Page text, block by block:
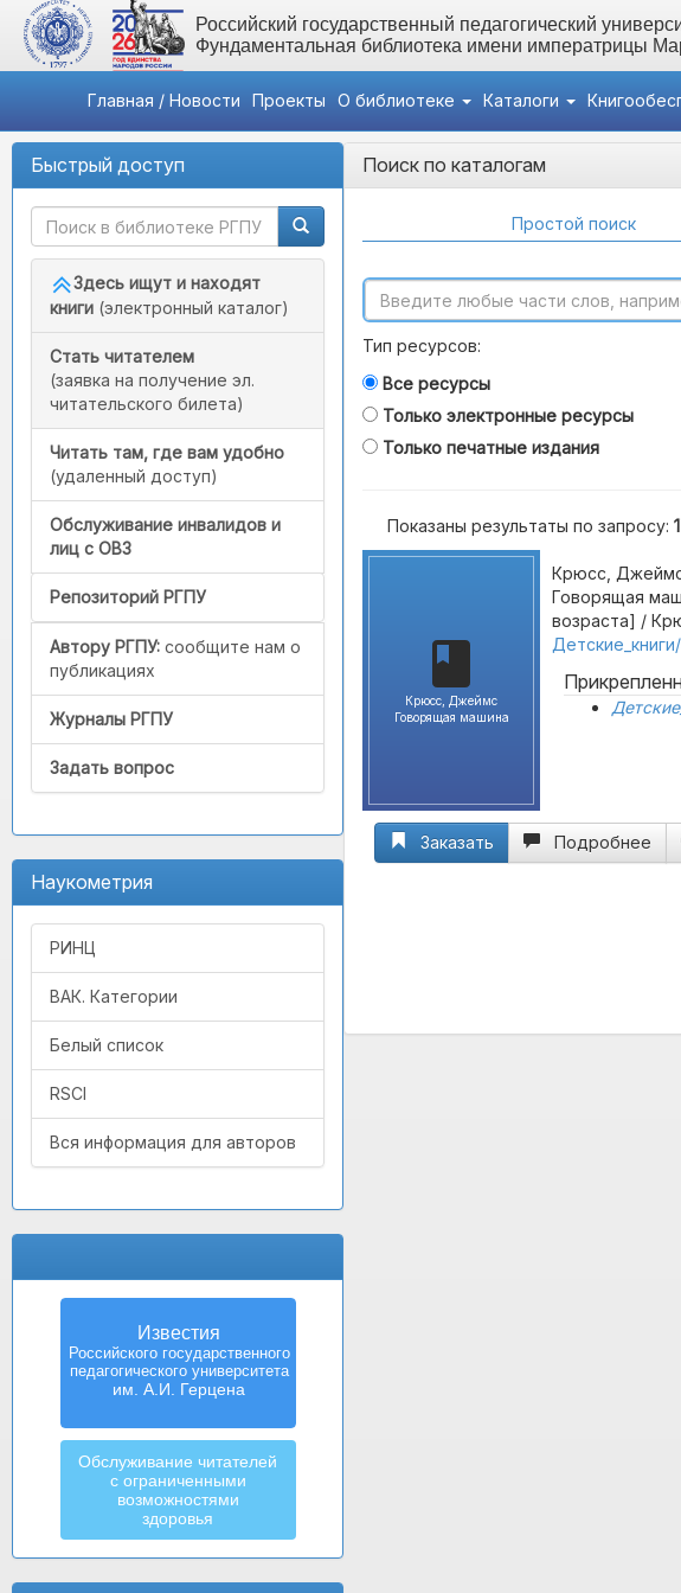
Российский государственный педагогический
Фундаментальная библиотека имени императрицы
Главная / Новости Проекты О библиотеке Каталоги
Быстрый доступ
Здесь ищут и находят
книги (электронный каталог)
Стать читателем
(заявка на получение эл.
читательского билета)
Читать там, где вам удобно
(удаленный доступ)
Обслуживание инвалидов и
лиц с ОВЗ
Репозиторий РГПУ
Автору РГПУ: сообщите нам о
публикациях
Журналы РГПУ
Задать вопрос
Наукометрия
РИНЦ
ВАК. Категории
Белый список
RSCI
Вся информация для авторов
Известия
Российского государственного
педагогического университета
им. А.И. Герцена
Обслуживание читателей
с ограниченными
возможностями
здоровья
Поиск по каталогам
Простой поиск
Тип ресурсов:
Все ресурсы
Только электронные ресурсы
Только печатные издания
Показаны результаты по запросу:
Крюсс, Джеймс
Говорящая машина
Крюсс,
Говорящая
возраста] /
Заказать Подробнее